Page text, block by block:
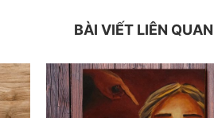
BÀI VIẾT LIÊN QUAN